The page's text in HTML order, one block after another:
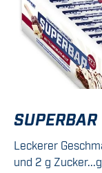
SUPERBAR
Leckerer
und 2 g